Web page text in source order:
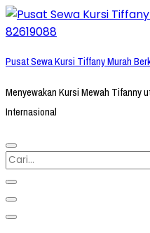
Lompat
ke
(Tekan
Pusat Sewa Kursi Tiffany Murah
Menyewakan Kursi Mewah Tifanny
Internasional
Cari
untuk: